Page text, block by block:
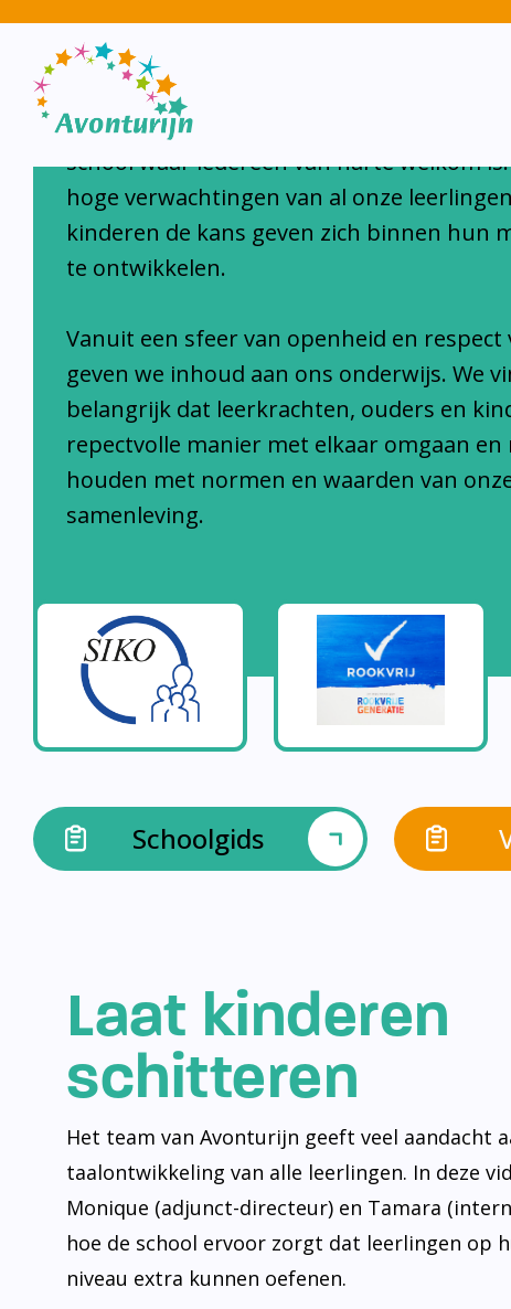
Avonturijn laat kinderen
Avonturijn is een moderne, open,
school waar iedereen van harte welkom
hoge verwachtingen van al onze
kinderen de kans geven zich binnen hun
te ontwikkelen.
Vanuit een sfeer van openheid en respect
geven we inhoud aan ons onderwijs. We
belangrijk dat leerkrachten, ouders en
repectvolle manier met elkaar omgaan en
houden met normen en waarden van
samenleving.
Schoolgids
Laat kinderen
schitteren
Het team van Avonturijn geeft veel aandacht
taalontwikkeling van alle leerlingen. In deze
Monique (adjunct-directeur) en Tamara
hoe de school ervoor zorgt dat leerlingen op
niveau extra kunnen oefenen.